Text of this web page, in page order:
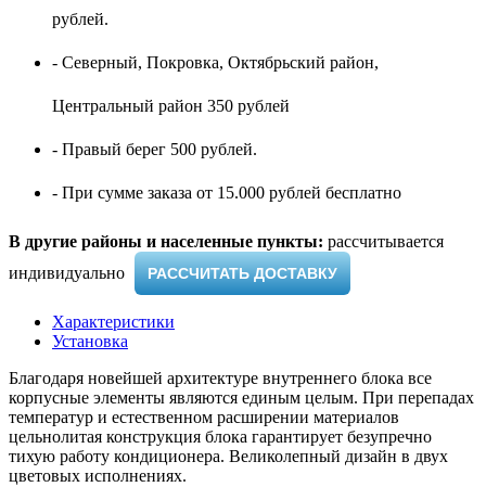
рублей.
- Северный, Покровка, Октябрьский район,
Центральный район 350 рублей
- Правый берег 500 рублей.
- При сумме заказа от 15.000 рублей бесплатно
В другие районы и населенные пункты: рассчитывается
индивидуально ​
РАССЧИТАТЬ ДОСТАВКУ
Характеристики
Установка
Благодаря новейшей архитектуре внутреннего блока все
корпусные элементы являются единым целым. При перепадах
температур и естественном расширении материалов
цельнолитая конструкция блока гарантирует безупречно
тихую работу кондиционера. Великолепный дизайн в двух
цветовых исполнениях.